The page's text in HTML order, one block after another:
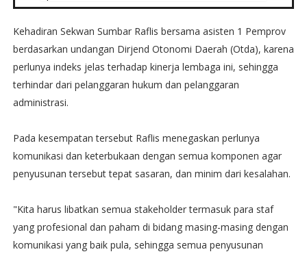
Kehadiran Sekwan Sumbar Raflis bersama asisten 1 Pemprov
berdasarkan undangan Dirjend Otonomi Daerah (Otda), karena
perlunya indeks jelas terhadap kinerja lembaga ini, sehingga
terhindar dari pelanggaran hukum dan pelanggaran
administrasi.
Pada kesempatan tersebut Raflis menegaskan perlunya
komunikasi dan keterbukaan dengan semua komponen agar
penyusunan tersebut tepat sasaran, dan minim dari kesalahan.
"Kita harus libatkan semua stakeholder termasuk para staf
yang profesional dan paham di bidang masing-masing dengan
komunikasi yang baik pula, sehingga semua penyusunan